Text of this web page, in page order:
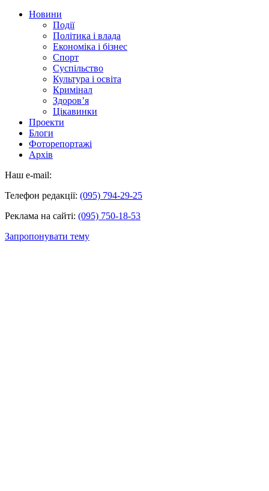
Новини
Події
Політика і влада
Економіка і бізнес
Спорт
Суспільство
Культура і освіта
Кримінал
Здоров’я
Цікавинки
Проекти
Блоги
Фоторепортажі
Архів
Наш e-mail:
Телефон редакції: (095) 794-29-25
Реклама на сайті: (095) 750-18-53
Запропонувати тему